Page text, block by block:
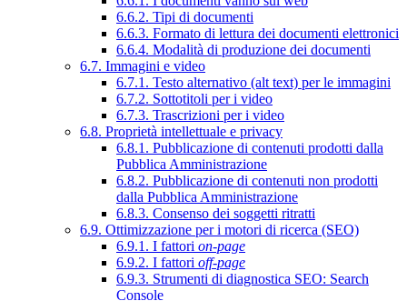
6.6.2. Tipi di documenti
6.6.3. Formato di lettura dei documenti elettronici
6.6.4. Modalità di produzione dei documenti
6.7. Immagini e video
6.7.1. Testo alternativo (alt text) per le immagini
6.7.2. Sottotitoli per i video
6.7.3. Trascrizioni per i video
6.8. Proprietà intellettuale e privacy
6.8.1. Pubblicazione di contenuti prodotti dalla
Pubblica Amministrazione
6.8.2. Pubblicazione di contenuti non prodotti
dalla Pubblica Amministrazione
6.8.3. Consenso dei soggetti ritratti
6.9. Ottimizzazione per i motori di ricerca (SEO)
6.9.1. I fattori on-page
6.9.2. I fattori off-page
6.9.3. Strumenti di diagnostica SEO: Search
Console